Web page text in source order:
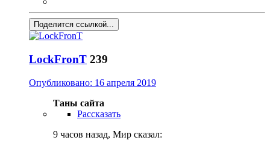
Поделится ссылкой...
LockFronT 239
Опубликовано: 16 апреля 2019
Таны сайта
Рассказать
9 часов назад, Мир сказал: